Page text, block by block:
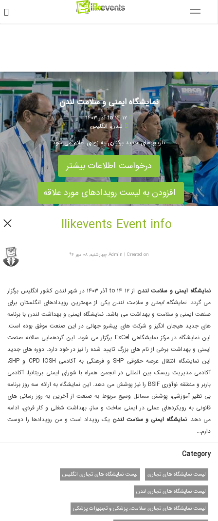
نمایشگاه ایمنی و سلامت لندن
لندن،انگلیس
تاریخ های جدید برگزاری به زودی اعلام می شود
درخواست اطلاعات بیشتر
افزودن به لیست رویدادهای مورد علاقه
Ilikevents Event info
Admin | Created on چهارشنبه, ۰۸ مهر ۹۴
نمایشگاه ایمنی و سلامت لندن
از ۱۲ to ۱۴ آذر ۱۴۰۳ در شهر لندن کشور انگلیس برگزار
می گردد. نمایشگاه ایمنی و سلامت لندن یکی از مهمترین رویدادهای انگلستان برای
صنعت ایمنی و سلامت و بهداشت می باشد. نمایشگاه ایمنی و بهداشت لندن با برنامه
های جدید هیجان انگیز و شرکت های پیشرو جهانی در این صنعت موفق بوده است.
این نمایشگاه در مرکز نمایشگاهی ExCel برگزار می شود، این گردهمایی سالانه صنعت
ایمنی و بهداشت برخی از نام های بزرگ تایید شده را نیز در خود دارد. دوره های جدید
این نمایشگاه انتقال عرصه حقوقی SHP و فرهنگی به آکادمی CPD IOSH و SHP،
آکادمی مدیریت ریسک بین المللی در انجمن همراه با شورای ایمنی بریتانیا، آکادمی
باربر و منطقه نوآوری BSIF را نیز پوشش می دهد. این نمایشگاه به ارائه سه روز برنامه
بی نظیر آموزشی، پوشش مسائل وسیع مربوط به صنعت از آخرین به روز رسانی های
قانونی به رویکردهای عملی در ایمنی ساخت و ساز، بهداشت شغلی و کار فردی، ادامه
می دهد. نمایشگاه ایمنی و سلامت لندن یک رویداد است و من رویداد‌ها را دوست
دارم...
Category
لیست نمایشگاه های تجاری لیست نمایشگاه های تجاری انگلیس
لیست نمایشگاه های تجاری لندن
لیست نمایشگاه های تجاری سلامت، پزشکی و تجهیزات پزشکی